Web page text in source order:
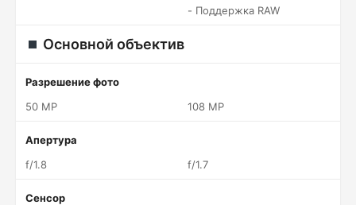
- Поддержка RAW
Основной объектив
Разрешение фото
50 MP
108 MP
Апертура
f/1.8
f/1.7
Сенсор